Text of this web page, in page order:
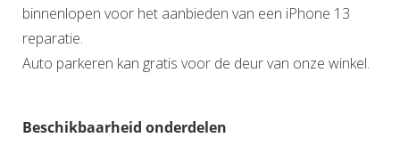
binnenlopen voor het aanbieden van een iPhone 13
reparatie.
Auto parkeren kan gratis voor de deur van onze winkel.
Beschikbaarheid onderdelen